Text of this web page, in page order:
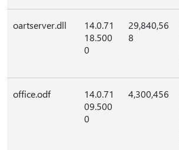
oartserver.dll
14.0.71
18.500
0
29,840,56
8
office.odf
14.0.71
09.500
0
4,300,456